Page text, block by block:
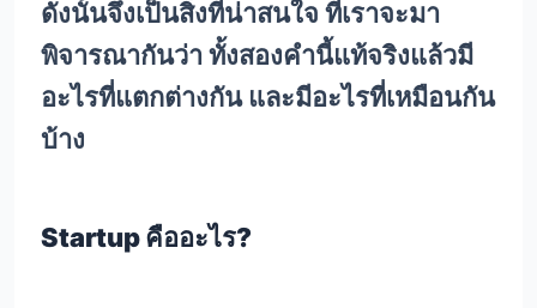
ดังนั้นจึงเป็นสิ่งที่น่าสนใจ ที่เราจะมา
พิจารณากันว่า ทั้งสองคำนี้แท้จริงแล้วมี
อะไรที่แตกต่างกัน และมีอะไรที่เหมือนกัน
บ้าง
Startup คืออะไร?